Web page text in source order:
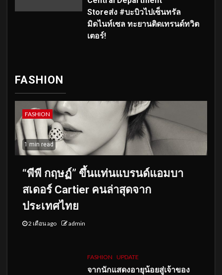
Storeส่ง #บะบิวไปเซ็นทรัล
มิดไนท์เซล ทะยานติดเทรนด์ทวิต
เตอร์!
FASHION
FASHION
1 min read
“พีพี กฤษฏ์” ขึ้นแท่นแบรนด์แอมบา
สเดอร์ Cartier คนล่าสุดจาก
ประเทศไทย
2 เดือน ago admin
FASHION UPDATE
จากนักแสดงอายุน้อยสู่เจ้าของ